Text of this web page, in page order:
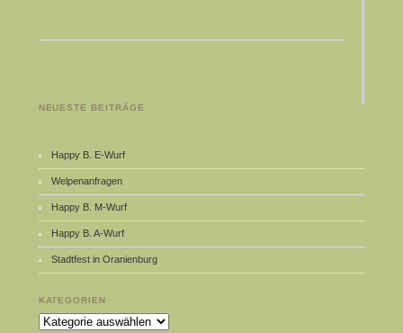
NEUESTE BEITRÄGE
Happy B. E-Wurf
Welpenanfragen
Happy B. M-Wurf
Happy B. A-Wurf
Stadtfest in Oranienburg
KATEGORIEN
Kategorien